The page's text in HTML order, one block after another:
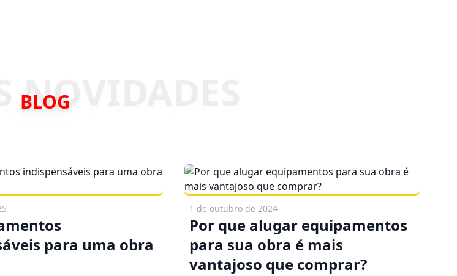
BLOG
para uma obra
1 de outubro de 2024
Por que alugar equipamentos
para sua obra é mais
vantajoso que comprar?